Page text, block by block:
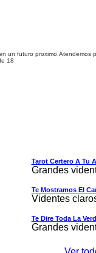
un futuro
18
Tarot Certero A Tu
Grandes
Te Mostramos El
Videntes
Te Dire Toda La
Grandes